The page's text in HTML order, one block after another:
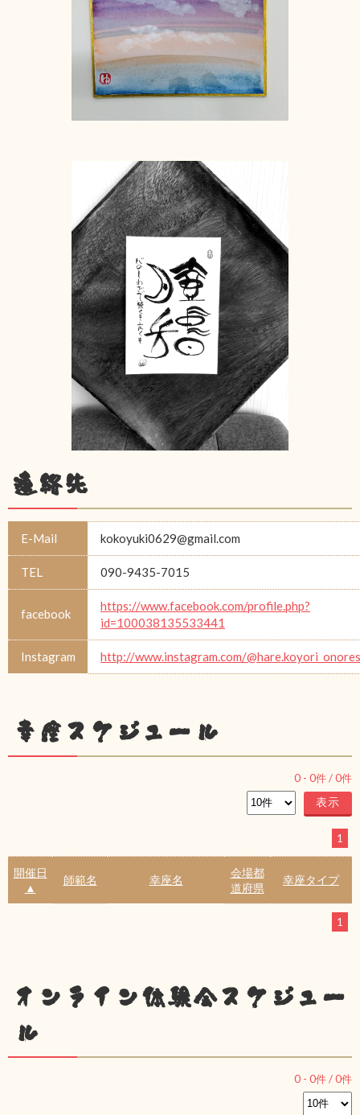
連絡先
E-Mail kokoyuki0629@gmail.com
TEL 090-9435-7015
facebook
https://www.facebook.com/profile.php?
id=100038135533441
Instagram http://www.instagram.com/
幸座スケジュール
0 - 0件 /0件
1
開催日
▲
師範名 幸座名
会場都
道府県
幸座タイプ
1
オンライン体験会スケジュー
ル
0 - 0件 /0件